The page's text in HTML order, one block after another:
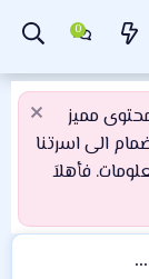
مميز
الى اسرتنا
فأهلاَ